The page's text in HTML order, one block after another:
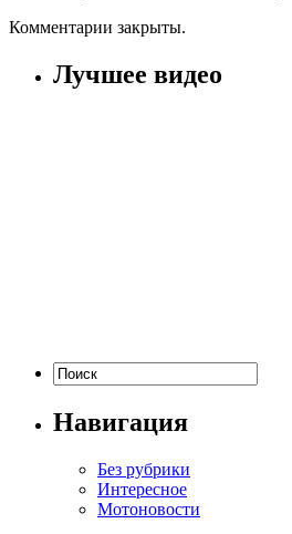
Комментарии закрыты.
Лучшее видео
Навигация
Без рубрики
Интересное
Мотоновости